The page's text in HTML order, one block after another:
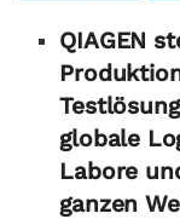
QIAGEN
globale
Labore
ganzen